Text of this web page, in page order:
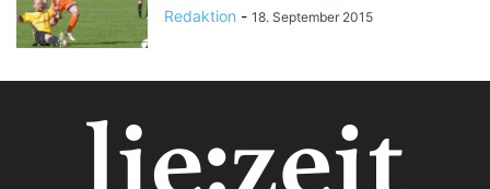
Redaktion - 18. September 2015